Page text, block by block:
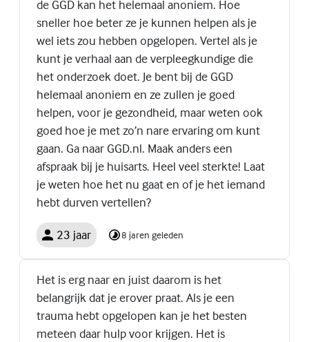
de GGD kan het helemaal anoniem. Hoe
sneller hoe beter ze je kunnen helpen als je
wel iets zou hebben opgelopen. Vertel als je
kunt je verhaal aan de verpleegkundige die
het onderzoek doet. Je bent bij de GGD
helemaal anoniem en ze zullen je goed
helpen, voor je gezondheid, maar weten ook
goed hoe je met zo’n nare ervaring om kunt
gaan. Ga naar GGD.nl. Maak anders een
afspraak bij je huisarts. Heel veel sterkte! Laat
je weten hoe het nu gaat en of je het iemand
hebt durven vertellen?
23 jaar 8 jaren geleden
Het is erg naar en juist daarom is het
belangrijk dat je erover praat. Als je een
trauma hebt opgelopen kan je het besten
meteen daar hulp voor krijgen. Het is